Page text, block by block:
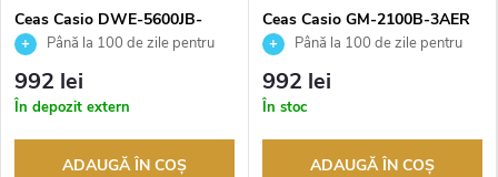
Ceas Casio DWE-5600JB-
1A9ERPână la 100 de zile pentru
returnarea bunurilor. Vânzător
autorizat
992 lei
În depozit extern
ADAUGĂ ÎN COŞ
Ceas Casio GM-2100B-3AER
Până la 100 de zile pentru
returnarea bunurilor. Vânzător
autorizat
992 lei
În stoc
ADAUGĂ ÎN COŞ